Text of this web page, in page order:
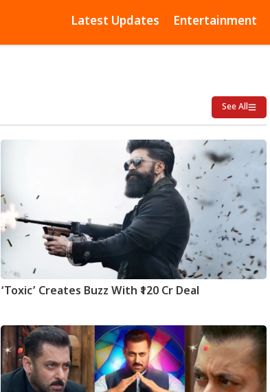
Latest Updates Entertainment
See All
‘Toxic’ Creates Buzz With ₹120 Cr Deal